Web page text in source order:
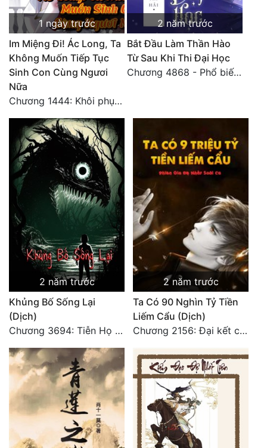
Cẩu Đạo Trường Sinh
Ngự Thú
Truyện Nam
Truyện Nữ
Vô Địch Lưu
Xây Dựng Thế Lực
Đam Mỹ
Đẹp Hiệp
Tính Cách Nhân Vật :
Sát Phạt Quyết Đoán
Vô Sỉ
Điềm Đạm
1 ngày trước
Im Miệng Đi! Ác Long, Ta
Không Muốn Tiếp Tục
Sinh Con Cùng Ngươi
Nữa
Chương 1444: Khôi phục quỹ đạo
2 năm trước
Bắt Đầu Làm Thần Hào
Từ Sau Khi Thi Đại Học
Chương 4868 - Phổ biến Hạ Quốc tệ!
2 năm trước
Khủng Bố Sống Lại
(Dịch)
Chương 3694: Tiễn Họ Đoạn Đường Cuối - Hoàn
2 năm trước
Ta Có 90 Nghìn Tỷ Tiền
Liếm Cẩu (Dịch)
Chương 2156: Đại kết cục!!!